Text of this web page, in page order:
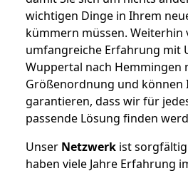
wichtigen Dinge in Ihrem
kümmern müssen.
umfangreiche Erfahrung mit
Wuppertal nach Hemmingen
Größenordnung und können
garantieren, dass wir für
passende Lösung finden
Unser Netzwerk ist
haben viele Jahre Erfahrung